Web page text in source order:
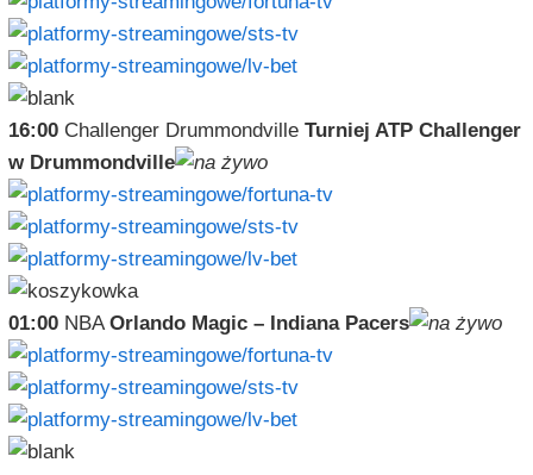
16:00Challenger Drummondville Turniej ATP Challenger
w Drummondville
01:00NBAOrlando Magic – Indiana Pacers